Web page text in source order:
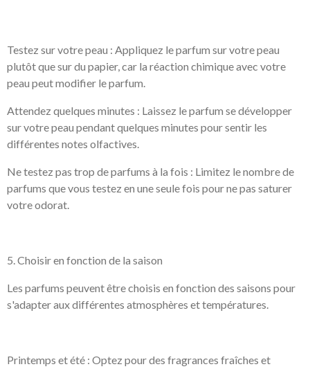
Testez sur votre peau : Appliquez le parfum sur votre peau
plutôt que sur du papier, car la réaction chimique avec votre
peau peut modifier le parfum.
Attendez quelques minutes : Laissez le parfum se développer
sur votre peau pendant quelques minutes pour sentir les
différentes notes olfactives.
Ne testez pas trop de parfums à la fois : Limitez le nombre de
parfums que vous testez en une seule fois pour ne pas saturer
votre odorat.
5. Choisir en fonction de la saison
Les parfums peuvent être choisis en fonction des saisons pour
s'adapter aux différentes atmosphères et températures.
Printemps et été : Optez pour des fragrances fraîches et